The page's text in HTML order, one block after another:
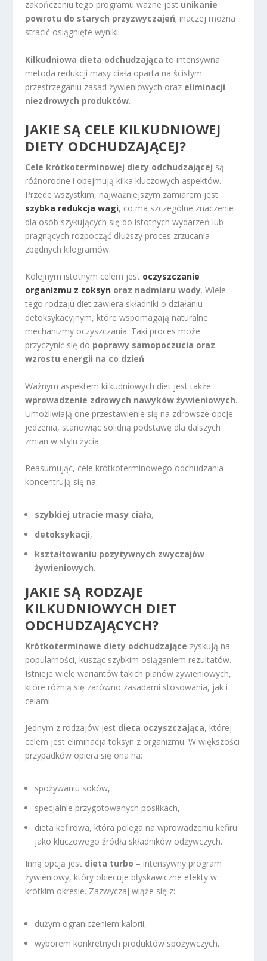
zakończeniu tego programu ważne jest unikanie
powrotu do starych przyzwyczajeń; inaczej można
stracić osiągnięte wyniki.
Kilkudniowa dieta odchudzająca to intensywna
metoda redukcji masy ciała oparta na ścisłym
przestrzeganiu zasad żywieniowych oraz eliminacji
niezdrowych produktów.
JAKIE SĄ CELE KILKUDNIOWEJ
DIETY ODCHUDZAJĄCEJ?
Cele krótkoterminowej diety odchudzającej są
różnorodne i obejmują kilka kluczowych aspektów.
Przede wszystkim, najważniejszym zamiarem jest
szybka redukcja wagi, co ma szczególne znaczenie
dla osób szykujących się do istotnych wydarzeń lub
pragnących rozpocząć dłuższy proces zrzucania
zbędnych kilogramów.
Kolejnym istotnym celem jest oczyszczanie
organizmu z toksyn oraz nadmiaru wody. Wiele
tego rodzaju diet zawiera składniki o działaniu
detoksykacyjnym, które wspomagają naturalne
mechanizmy oczyszczania. Taki proces może
przyczynić się do poprawy samopoczucia oraz
wzrostu energii na co dzień.
Ważnym aspektem kilkudniowych diet jest także
wprowadzenie zdrowych nawyków żywieniowych.
Umożliwiają one przestawienie się na zdrowsze opcje
jedzenia, stanowiąc solidną podstawę dla dalszych
zmian w stylu życia.
Reasumując, cele krótkoterminowego odchudzania
koncentrują się na:
szybkiej utracie masy ciała,
detoksykacji,
kształtowaniu pozytywnych zwyczajów
żywieniowych.
JAKIE SĄ RODZAJE
KILKUDNIOWYCH DIET
ODCHUDZAJĄCYCH?
Krótkoterminowe diety odchudzające zyskują na
popularności, kusząc szybkim osiąganiem rezultatów.
Istnieje wiele wariantów takich planów żywieniowych,
które różnią się zarówno zasadami stosowania, jak i
celami.
Jednym z rodzajów jest dieta oczyszczająca, której
celem jest eliminacja toksyn z organizmu. W większości
przypadków opiera się ona na:
spożywaniu soków,
specjalnie przygotowanych posiłkach,
dieta kefirowa, która polega na wprowadzeniu kefiru
jako kluczowego źródła składników odżywczych.
Inną opcją jest dieta turbo – intensywny program
żywieniowy, który obiecuje błyskawiczne efekty w
krótkim okresie. Zazwyczaj wiąże się z:
dużym ograniczeniem kalorii,
wyborem konkretnych produktów spożywczych.